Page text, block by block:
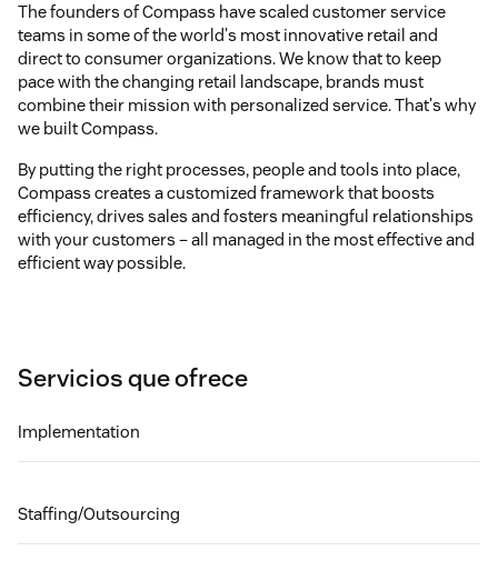
The founders of Compass have scaled customer service
teams in some of the world's most innovative retail and
direct to consumer organizations. We know that to keep
pace with the changing retail landscape, brands must
combine their mission with personalized service. That's why
we built Compass.
By putting the right processes, people and tools into place,
Compass creates a customized framework that boosts
efficiency, drives sales and fosters meaningful relationships
with your customers – all managed in the most effective and
efficient way possible.
Servicios que ofrece
Implementation
Staffing/Outsourcing